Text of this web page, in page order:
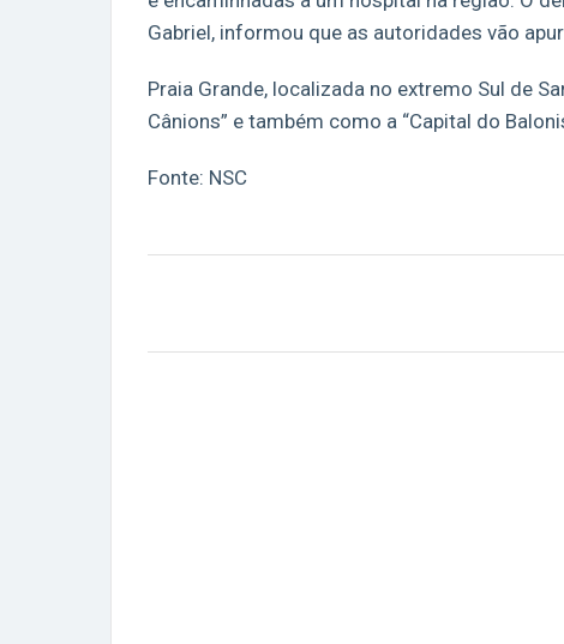
Gabriel, informou que as autoridades vão
Praia Grande, localizada no extremo Sul de
Cânions” e também como a “Capital do
Fonte: NSC